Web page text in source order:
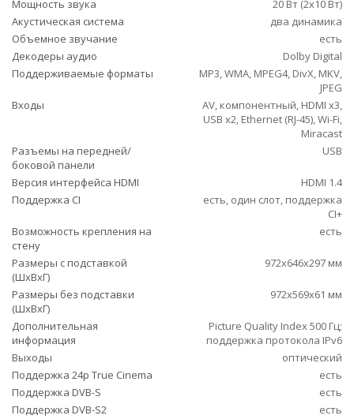
Мощность звука
20 Вт (2х10 Вт)
Акустическая система
два динамика
Объемное звучание
есть
Декодеры аудио
Dolby Digital
Поддерживаемые форматы
MP3, WMA, MPEG4, DivX, MKV,
JPEG
Входы
AV, компонентный, HDMI x3,
USB x2, Ethernet (RJ-45), Wi-Fi,
Miracast
Разъемы на передней/
боковой панели
USB
Версия интерфейса HDMI
HDMI 1.4
Поддержка CI
есть, один слот, поддержка
CI+
Возможность крепления на
стену
есть
Размеры с подставкой
(ШxВxГ)
972x646x297 мм
Размеры без подставки
(ШxВxГ)
972x569x61 мм
Дополнительная
информация
Picture Quality Index 500 Гц;
поддержка протокола IPv6
Выходы
оптический
Поддержка 24p True Cinema
есть
Поддержка DVB-S
есть
Поддержка DVB-S2
есть